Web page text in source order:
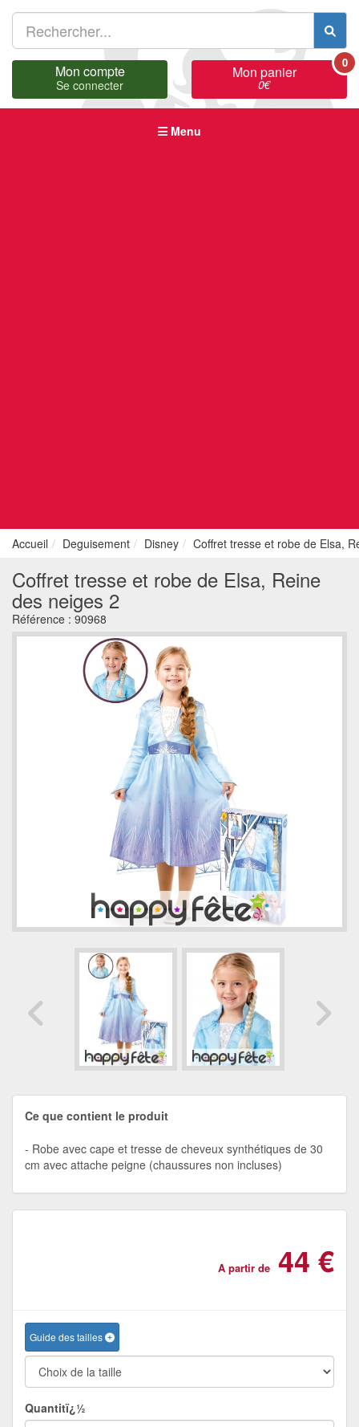
Mon compte
Se connecter
Mon panier
0€
0
Menu
Accueil Deguisement Disney Coffret tresse et robe de Elsa,
Coffret tresse et robe de Elsa, Reine
des neiges 2
Référence : 90968
Ce que contient le produit
Robe avec cape et tresse de cheveux synthétiques de 30
cm avec attache peigne (chaussures non incluses)
A partir de 44 €
Guide des tailles
Quantitï¿½